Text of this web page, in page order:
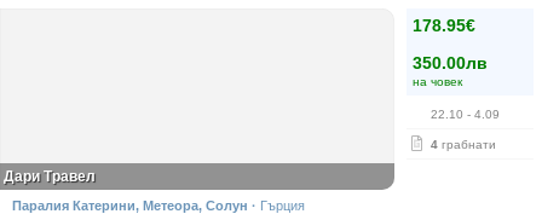
178.95€
350.00лв
на човек
22.10 - 4.09
4 грабнати
Дари Травел
Паралия Катерини, Метеора, Солун · Гърция